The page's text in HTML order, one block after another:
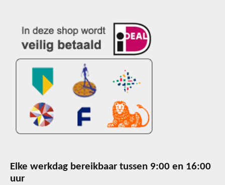
Elke werkdag bereikbaar tussen 9:00 en 16:00
uur